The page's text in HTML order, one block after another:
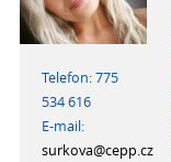
Telefon: 775
534 616
E-mail:
surkova@cepp.cz